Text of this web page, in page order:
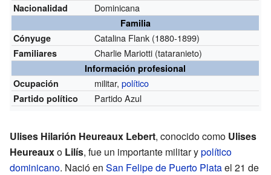
Nacionalidad Dominicana
Familia
Cónyuge
Catalina Flank (1880-1899)
Familiares Charlie Mariotti (tataranieto)
Información profesional
Ocupación
militar,político
Partido político Partido Azul
Ulises Hilarión Heureaux Lebert, conocido como Ulises
Heureauxo Lilís, fue un importante militar ypolítico
dominicano. Nació en San Felipe de Puerto Platael 21 de